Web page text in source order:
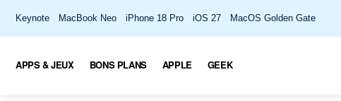
Keynote MacBook Neo iPhone 18 Pro iOS 27 MacOS Golden Gate
APPS & JEUX BONS PLANS APPLE GEEK